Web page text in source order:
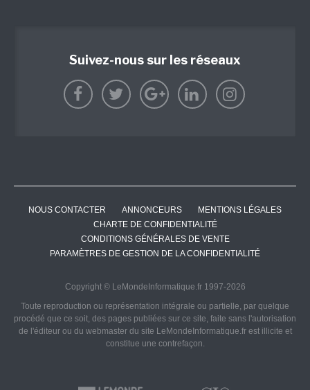
Suivez-nous sur les réseaux
NOUS CONTACTER ANNONCEURS
MENTIONS LÉGALES
CHARTE DE CONFIDENTIALITÉ
CONDITIONS GÉNÉRALES DE VENTE
PARAMÈTRES DE GESTION DE LA CONFIDENTIALITÉ
Copyright © LeMondeInformatique.fr 1997-2026
Toute reproduction ou représentation intégrale ou partielle, par quelque
procédé que ce soit, des pages publiées sur ce site, faite sans l'autorisation
de l'éditeur ou du webmaster du site LeMondeInformatique.fr est illicite et
constitue une contrefaçon.